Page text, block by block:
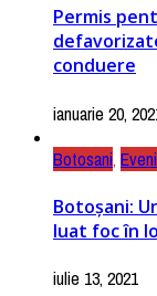
Permis
conduere
ianuarie 20,
Botosani,
Botoşani:
luat foc în
iulie 13, 2021